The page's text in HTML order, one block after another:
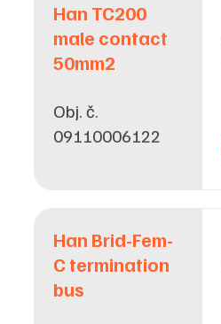
Han TC200
male contact
50mm2
Obj. č.
09110006122
Han Brid-Fem-
C termination
bus